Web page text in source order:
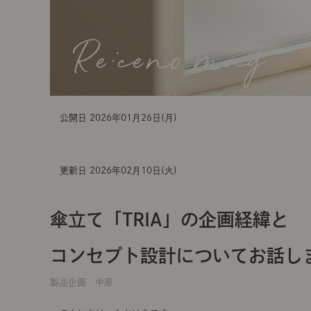
公開日 2026年01月26日(月)
更新日 2026年02月10日(火)
傘立て「TRIA」の企画経緯と
コンセプト設計についてお話し
製品企画 中原